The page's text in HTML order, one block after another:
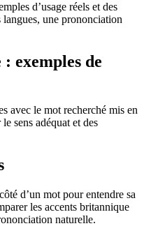
d’usage réels et des
une prononciation
exemples de
avec le mot recherché mis en
sens adéquat et des
d’un mot pour entendre sa
les accents britannique
naturelle.